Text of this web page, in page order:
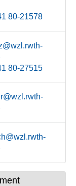
80-21578
80-27515